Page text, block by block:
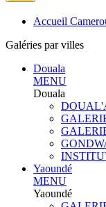
Accueil
Galéries par villes
Douala
MENU
Douala
Yaoundé
MENU
Yaoundé